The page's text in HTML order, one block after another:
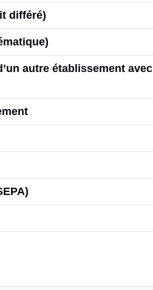
différé)
autre établissement avec